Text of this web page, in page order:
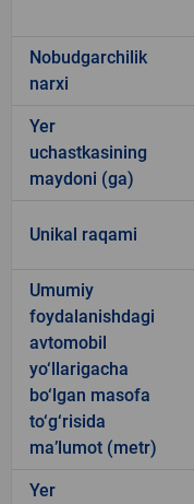
Nobudgarchilik
narxi
Yer
uchastkasining
maydoni (ga)
Unikal raqami
Umumiy
foydalanishdagi
avtomobil
yo‘llarigacha
bo‘lgan masofa
to‘g‘risida
ma’lumot (metr)
Yer